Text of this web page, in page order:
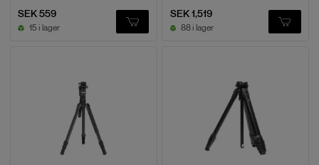
SEK 559
15 i lager
SEK 1,519
88 i lager